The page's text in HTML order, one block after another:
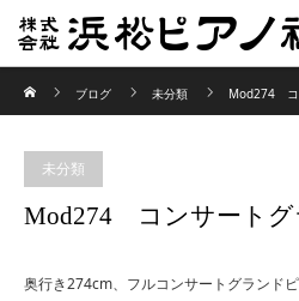
ブログ
未分類 Mod274 コ
未分類
Mod274 コンサートグ
奥行き274cm、フルコンサートグランドピ